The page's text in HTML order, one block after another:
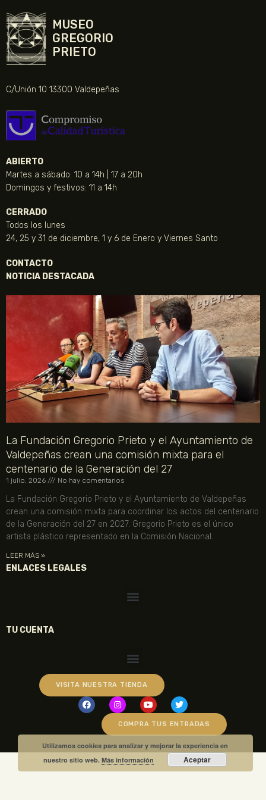
MUSEO
GREGORIO
PRIETO
C/Unión 10 13300 Valdepeñas
ABIERTO
Martes a sábado: 10 a 14h | 17 a 20h
Domingos y festivos: 11 a 14h
CERRADO
Todos los lunes
24, 25 y 31 de diciembre, 1 y 6 de Enero y Viernes Santo
CONTACTO
NOTICIA DESTACADA
La Fundación Gregorio Prieto y el Ayuntamiento de
Valdepeñas crean una comisión mixta para el
centenario de la Generación del 27
1 julio, 2026 No hay comentarios
La Fundación Gregorio Prieto y el Ayuntamiento de Valdepeñas
crean una comisión mixta para coordinar los actos del centenario
de la Generación del 27 en 2027. Gregorio Prieto es el único
artista plástico representado en la Comisión Nacional.
LEER MÁS »
ENLACES LEGALES
TU CUENTA
VISITA NUESTRA TIENDA
COMPRA TUS ENTRADAS
Utilizamos cookies para analizar y mejorar la experiencia en
nuestro sitio web.Más información Aceptar